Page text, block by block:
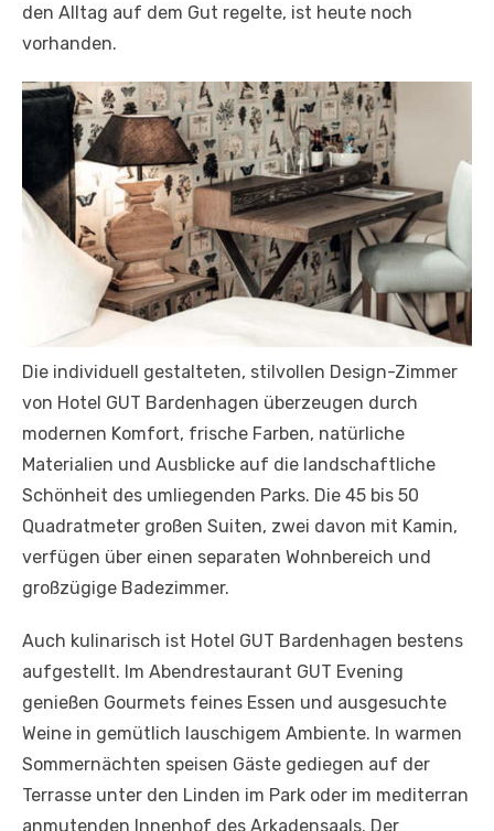
den Alltag auf dem Gut regelte, ist heute noch
vorhanden.
Die individuell gestalteten, stilvollen Design-Zimmer
von Hotel GUT Bardenhagen überzeugen durch
modernen Komfort, frische Farben, natürliche
Materialien und Ausblicke auf die landschaftliche
Schönheit des umliegenden Parks. Die 45 bis 50
Quadratmeter großen Suiten, zwei davon mit Kamin,
verfügen über einen separaten Wohnbereich und
großzügige Badezimmer.
Auch kulinarisch ist Hotel GUT Bardenhagen bestens
aufgestellt. Im Abendrestaurant GUT Evening
genießen Gourmets feines Essen und ausgesuchte
Weine in gemütlich lauschigem Ambiente. In warmen
Sommernächten speisen Gäste gediegen auf der
Terrasse unter den Linden im Park oder im mediterran
anmutenden Innenhof des Arkadensaals. Der